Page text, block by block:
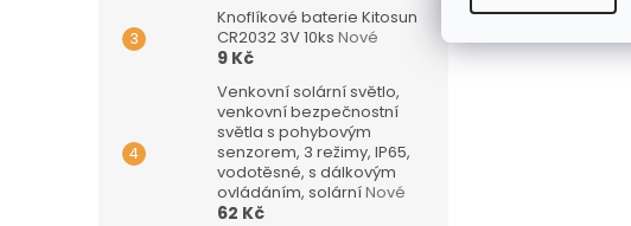
Knoflíkové baterie Kitosun
CR2032 3V 10ks Nové
9 Kč
Venkovní solární světlo,
venkovní bezpečnostní
světla s pohybovým
senzorem, 3 režimy, IP65,
vodotěsné, s dálkovým
ovládáním, solárníNové
62 Kč